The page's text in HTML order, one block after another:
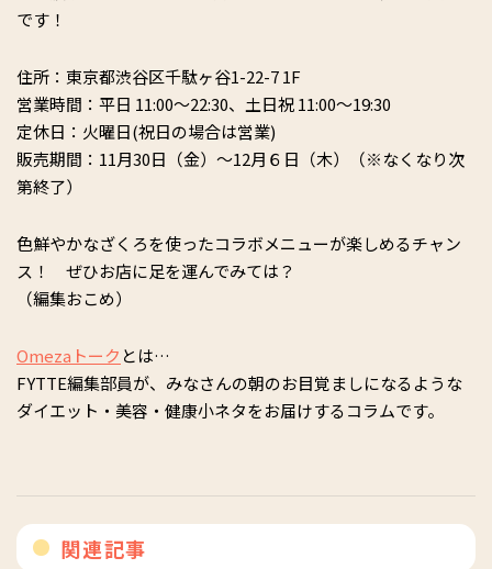
です！
住所：東京都渋谷区千駄ヶ谷1-22-7 1F
営業時間：平日 11:00〜22:30、土日祝 11:00～19:30
定休日：火曜日(祝日の場合は営業)
販売期間：11月30日（金）〜12月６日（木）（※なくなり次
第終了）
色鮮やかなざくろを使ったコラボメニューが楽しめるチャン
ス！ ぜひお店に足を運んでみては？
（編集おこめ）
Omezaトーク とは…
FYTTE編集部員が、みなさんの朝のお目覚ましになるような
ダイエット・美容・健康小ネタをお届けするコラムです。
関連記事